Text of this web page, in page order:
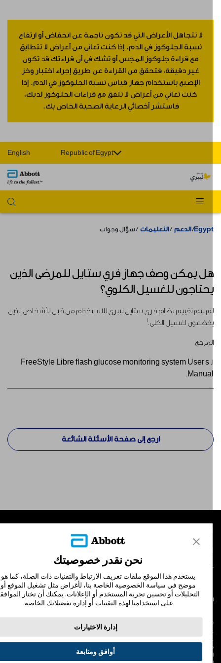
لا تتجاهل الأعراض التي قد تكون ناجمة عن انخفاض أو ارتفاع
نسبة الجلوكوز في الدم. إذا كنت تعاني من أعراض لا تتطابق
مع قراءة جلوكوز المجس أو تشك في أن قراءتك قد تكون
غير دقيقة، فتحقق من القراءة عن طريق إجراء اختبار وخز
الإصبع باستخدام جهاز قياس نسبة الجلوكوز في الدم. إذا
كنت تعاني من أعراض لا تتفق مع قراءات الجلوكوز لديك،
فاستشر أخصائي الرعاية الصحية الخاص بك.
Republic of Egypt
English
الدعم التعليمات سؤال وجواب
يمكن وصف جهاز فري ستايل للمرضى الذين
للغسيل الكلوي؟
يتم تقييم نظام فري ستايل ليبري للاستخدام من قبل الأشخاص الذين
لغسيل الكلى.
1. FreeStyle Libre flash glucose monitoring system User's
ارجع إلى صفحة الأسئلة الشائعة
والأحكام سياسة الخصوصية
المجس، فري ستايل، وليبري، والعلامات التجارية ذات الصلة هي علامات لشركة أبوت
لا يجوز استخدام أي علامة تجارية أو الاسم التجاري أو المظهر التجاري لأبوت في هذا الموقع
دون الحصول على إذن كتابي مسبق من أبوت، إلا لتحديد منتج أو خدمات الشركة. هذا
والمعلومات التي تحتويه مقصودة لسكان دولة جمهورية مصر العربية فقط. إن
نحن نقدر خصوصيتك
يستخدم هذا الموقع ملفات تعريف الارتباط والتقنيات ذات الصلة، كما هو
موضح في سياسة الخصوصية الخاصة بنا، لأغراض مثل تشغيل الموقع أو
التحليلات أو تحسين تجربة المستخدم أو الإعلانات. يمكنك أن تختار الموافقة
على استخدامنا لهذه التقنيات أو إدارة تفضيلاتك الخاصة.
إدارة الاختيارات
أوافق ومتابعة